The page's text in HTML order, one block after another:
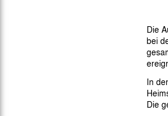
Die
bei
In
Die